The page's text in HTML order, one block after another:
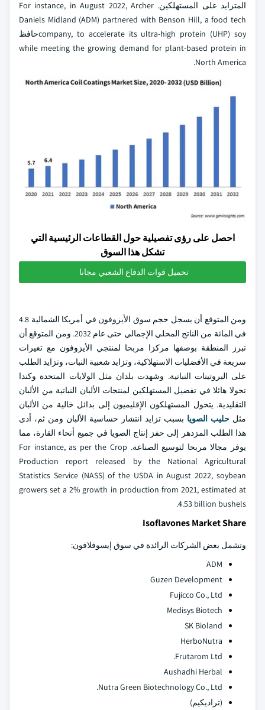
المتزايد على المستهلكين. For instance, in August 2022, Archer
Daniels Midland (ADM) partnered with Benson Hill, a food tech
company, to accelerate its ultra-high protein (UHP) soyحافظ
while meeting the growing demand for plant-based protein in
North America.
احصل على رؤى تفصيلية حول القطاعات الرئيسية التي
تشكل هذا السوق
تحميل قوات الدفاع الشعبي مجانا
ومن المتوقع أن يسجل حجم سوق الأيزوفون في أمريكا الشمالية 4.8
في المائة من الناتج المحلي الإجمالي حتى عام 2032. ومن المتوقع أن
تبرز المنطقة بوصفها مركزا مربحا لمنتجي الأيزوفون مع تغيرات
سريعة في الأفضليات الاستهلاكية، وتزايد شعبية النبات، وتزايد الطلب
على البروتينات النباتية. وشهدت بلدان مثل الولايات المتحدة وكندا
تحولا هائلا في تفضيل المستهلكين لمنتجات الألبان النباتية من الألبان
التقليدية. يتحول المستهلكون الإقليميون إلى بدائل خالية من الألبان
مثل حليب الصويا بسبب تزايد انتشار حساسية الألبان ومن ثم، أدى
هذا الطلب المزدهر إلى حفز إنتاج الصويا في جميع أنحاء القارة، مما
يوفر مجالا مربحا لتوسيع الصناعة. For instance, as per the Crop
Production report released by the National Agricultural
Statistics Service (NASS) of the USDA in August 2022, soybean
growers set a 2% growth in production from 2021, estimated at
4.53 billion bushels.
Isoflavones Market Share
وتشمل بعض الشركات الرائدة في سوق إيسوفلافون:
ADM
Guzen Development
Fujicco Co., Ltd
Medisys Biotech
SK Bioland
HerboNutra
Frutarom Ltd.
Aushadhi Herbal
Nutra Green Biotechnology Co., Ltd.
(تراديكيم)